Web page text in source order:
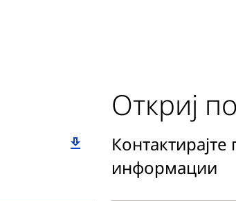
Откриј
информации